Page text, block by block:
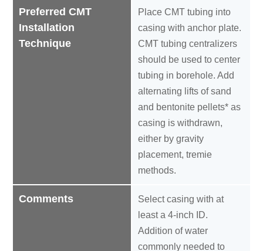
Preferred CMT
Installation
Technique
Comments
Place CMT tubing into
casing with anchor plate.
CMT tubing centralizers
should be used to center
tubing in borehole. Add
alternating lifts of sand
and bentonite pellets* as
casing is withdrawn,
either by gravity
placement, tremie
methods.
Select casing with at
least a 4-inch ID.
Addition of water
commonly needed to